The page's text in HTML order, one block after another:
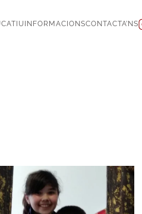
INFORMACIONSCONTACTA’NS